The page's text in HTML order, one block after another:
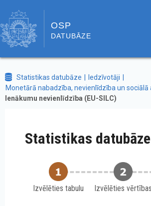
OSP
DATUBĀZE
Statistikas datubāze
Iedzīvotāji
Monetārā nabadzība, nevienlīdzība un
Ienākumu nevienlīdzība (EU-SILC)
Statistikas datubāze
Izvēlēties tabulu Izvēlēties vērtības